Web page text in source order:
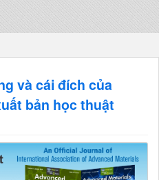
và cái đích của
bản học thuật